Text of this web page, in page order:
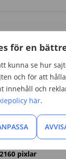
för en
kunna se hur
och för att
innehåll och
här.
pixlar